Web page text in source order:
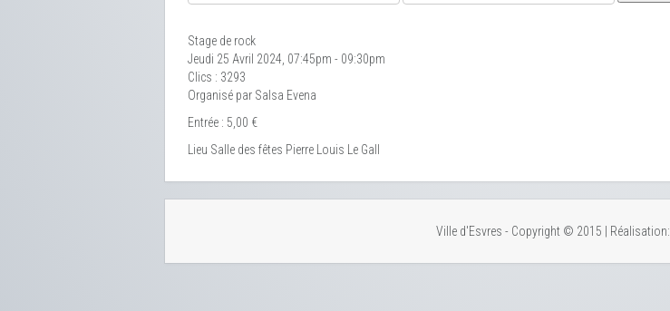
Stage de rock
Jeudi 25 Avril 2024, 07:45pm - 09:30pm
Clics : 3293
Organisé par Salsa Evena
Entrée : 5,00 €
Lieu Salle des fêtes Pierre Louis Le Gall
Ville d'Esvres - Copyright © 2015 | Réalisation: